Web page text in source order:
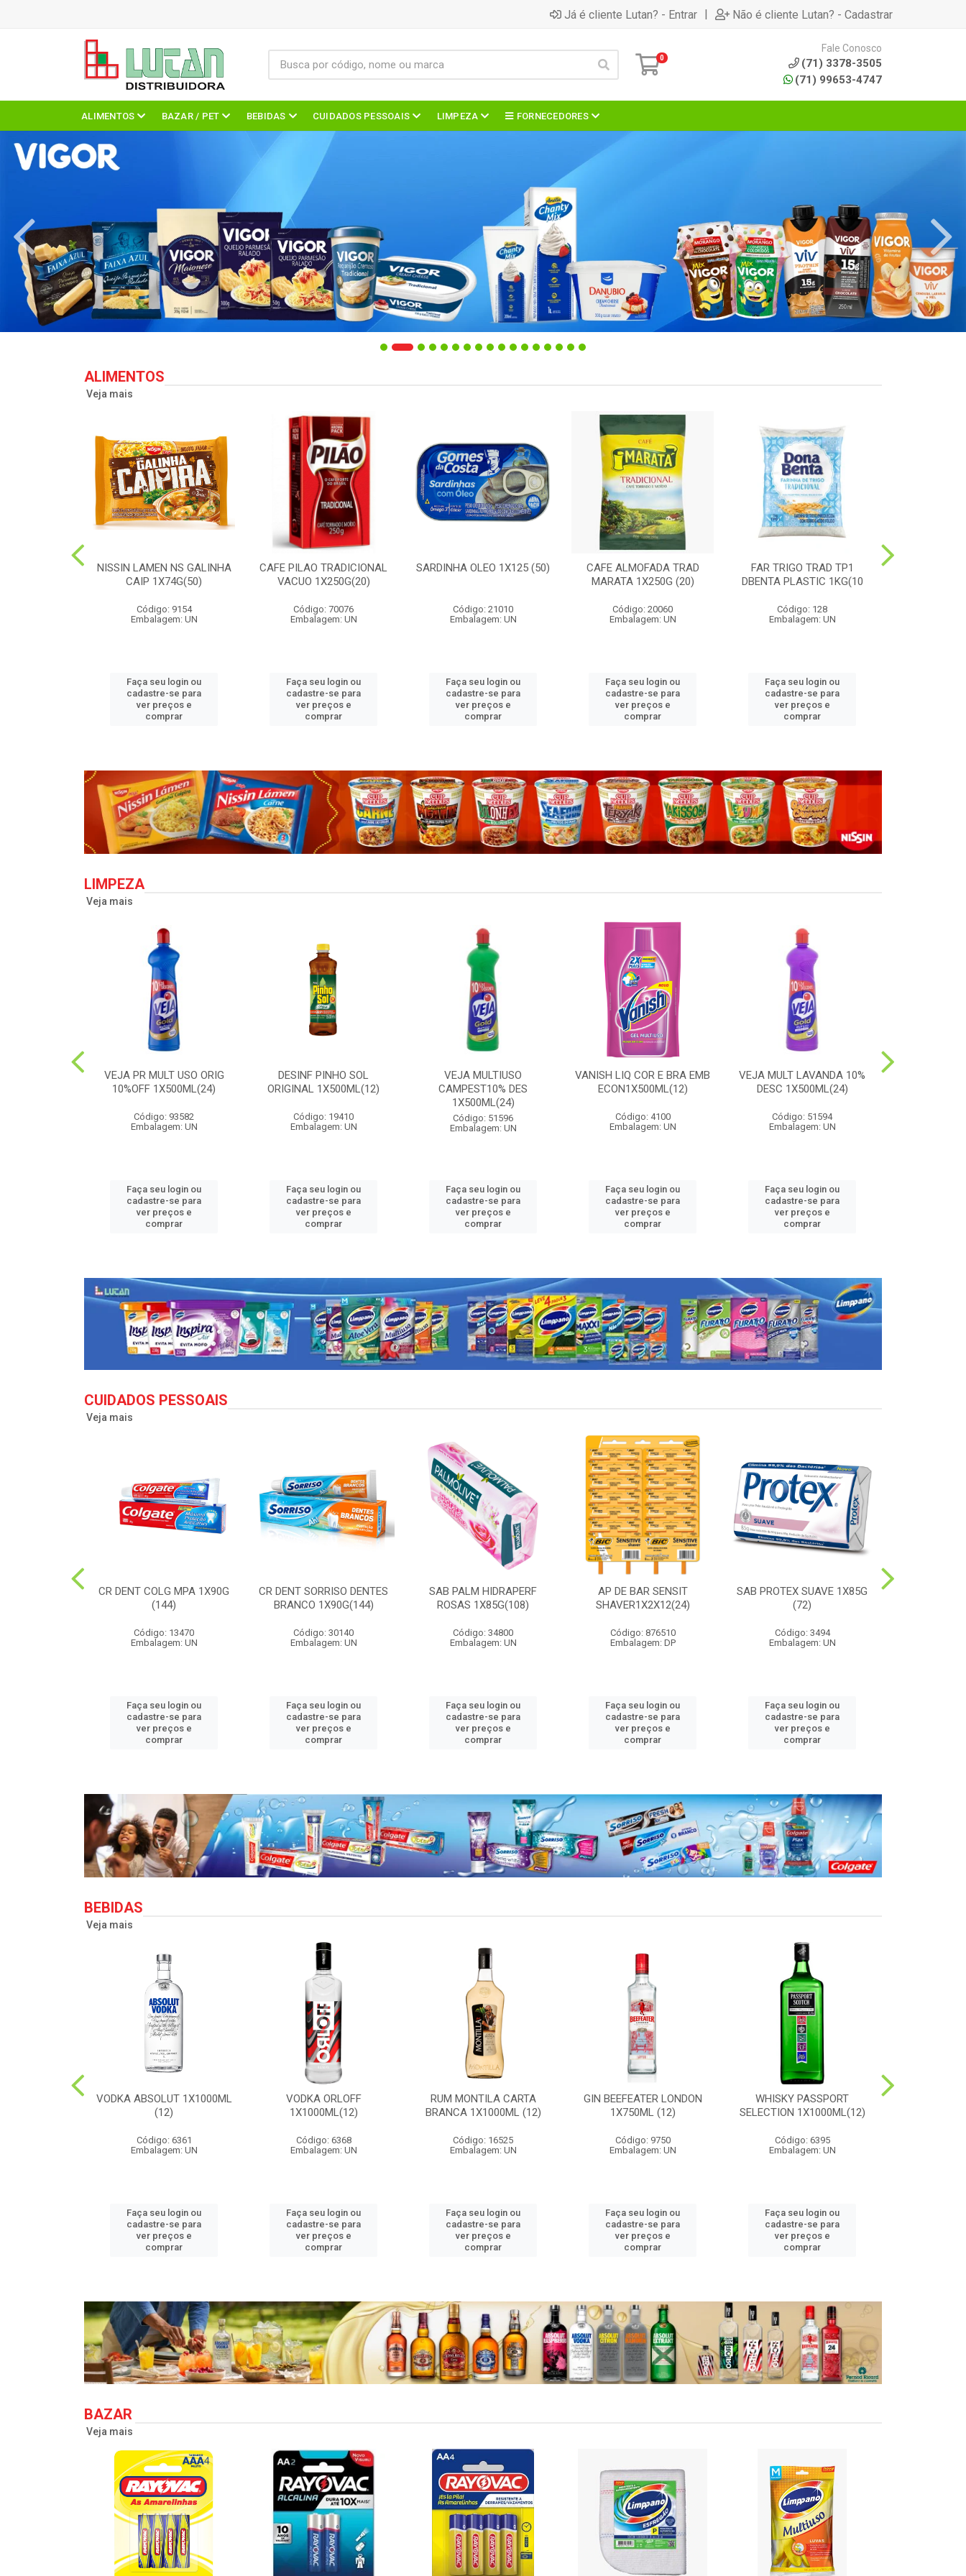
Já é cliente Lutan? - Entrar | Não é cliente Lutan? - Cadastrar
0
Fale Conosco
(71) 3378-3505
(71) 99653-4747
ALIMENTOS BAZAR / PET BEBIDAS CUIDADOS PESSOAIS LIMPEZA FORNECEDORES
ALIMENTOS
Veja mais
NISSIN LAMEN NS GALINHA
CAIP 1X74G(50)
Código: 9154
Embalagem: UN
Faça seu login ou
cadastre-se para
ver preços e
comprar
CAFE PILAO TRADICIONAL
VACUO 1X250G(20)
Código: 70076
Embalagem: UN
Faça seu login ou
cadastre-se para
ver preços e
comprar
SARDINHA OLEO 1X125 (50)
Código: 21010
Embalagem: UN
Faça seu login ou
cadastre-se para
ver preços e
comprar
CAFE ALMOFADA TRAD
MARATA 1X250G (20)
Código: 20060
Embalagem: UN
Faça seu login ou
cadastre-se para
ver preços e
comprar
FAR TRIGO TRAD TP1
DBENTA PLASTIC 1KG(10
Código: 128
Embalagem: UN
Faça seu login ou
cadastre-se para
ver preços e
comprar
LIMPEZA
Veja mais
VEJA PR MULT USO ORIG
10%OFF 1X500ML(24)
Código: 93582
Embalagem: UN
Faça seu login ou
cadastre-se para
ver preços e
comprar
DESINF PINHO SOL
ORIGINAL 1X500ML(12)
Código: 19410
Embalagem: UN
Faça seu login ou
cadastre-se para
ver preços e
comprar
VEJA MULTIUSO
CAMPEST10% DES
1X500ML(24)
Código: 51596
Embalagem: UN
Faça seu login ou
cadastre-se para
ver preços e
comprar
VANISH LIQ COR E BRA EMB
ECON1X500ML(12)
Código: 4100
Embalagem: UN
Faça seu login ou
cadastre-se para
ver preços e
comprar
VEJA MULT LAVANDA 10%
DESC 1X500ML(24)
Código: 51594
Embalagem: UN
Faça seu login ou
cadastre-se para
ver preços e
comprar
CUIDADOS PESSOAIS
Veja mais
CR DENT COLG MPA 1X90G
(144)
Código: 13470
Embalagem: UN
Faça seu login ou
cadastre-se para
ver preços e
comprar
CR DENT SORRISO DENTES
BRANCO 1X90G(144)
Código: 30140
Embalagem: UN
Faça seu login ou
cadastre-se para
ver preços e
comprar
SAB PALM HIDRAPERF
ROSAS 1X85G(108)
Código: 34800
Embalagem: UN
Faça seu login ou
cadastre-se para
ver preços e
comprar
AP DE BAR SENSIT
SHAVER1X2X12(24)
Código: 876510
Embalagem: DP
Faça seu login ou
cadastre-se para
ver preços e
comprar
SAB PROTEX SUAVE 1X85G
(72)
Código: 3494
Embalagem: UN
Faça seu login ou
cadastre-se para
ver preços e
comprar
BEBIDAS
Veja mais
VODKA ABSOLUT 1X1000ML
(12)
Código: 6361
Embalagem: UN
Faça seu login ou
cadastre-se para
ver preços e
comprar
VODKA ORLOFF
1X1000ML(12)
Código: 6368
Embalagem: UN
Faça seu login ou
cadastre-se para
ver preços e
comprar
RUM MONTILA CARTA
BRANCA 1X1000ML (12)
Código: 16525
Embalagem: UN
Faça seu login ou
cadastre-se para
ver preços e
comprar
GIN BEEFEATER LONDON
1X750ML (12)
Código: 9750
Embalagem: UN
Faça seu login ou
cadastre-se para
ver preços e
comprar
WHISKY PASSPORT
SELECTION 1X1000ML(12)
Código: 6395
Embalagem: UN
Faça seu login ou
cadastre-se para
ver preços e
comprar
BAZAR
Veja mais